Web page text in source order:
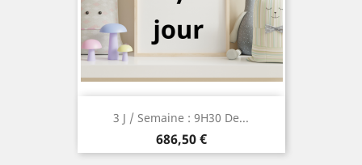
3 J / Semaine : 9H30 De...
Prix
686,50 €